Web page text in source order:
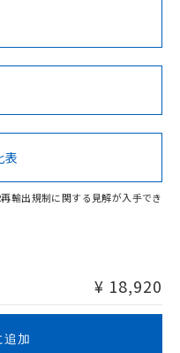
Cd Cr(VI)
があります。
No No
認証/適合状況ページへ
ージからご検索ください
表
輸出規制に関する見解が入手でき
¥ 18,920
追加